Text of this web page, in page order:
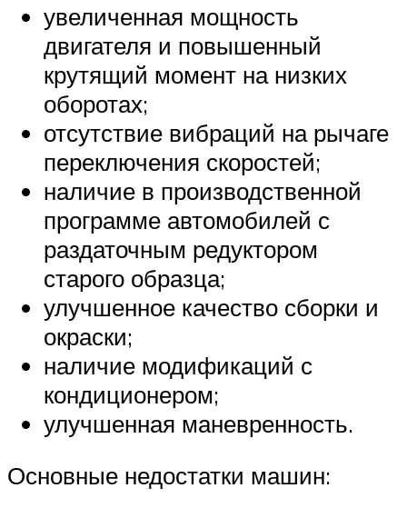
увеличенная мощность
двигателя и повышенный
крутящий момент на низких
оборотах;
отсутствие вибраций на рычаге
переключения скоростей;
наличие в производственной
программе автомобилей с
раздаточным редуктором
старого образца;
улучшенное качество сборки и
окраски;
наличие модификаций с
кондиционером;
улучшенная маневренность.
Основные недостатки машин: